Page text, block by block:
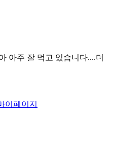
아주 잘 먹고 있습니다....더
이페이지